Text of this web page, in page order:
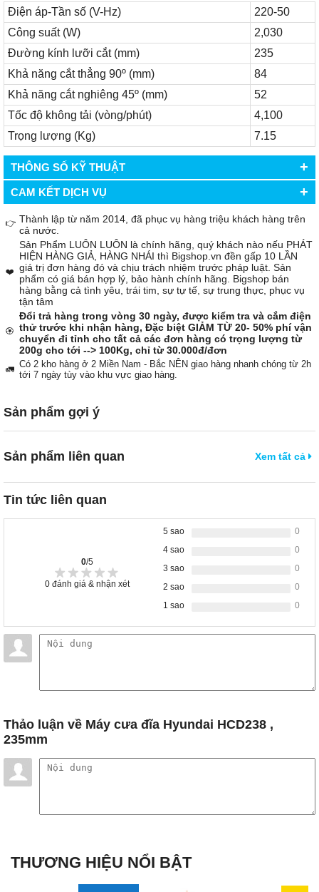
Điện áp-Tần số (V-Hz)
220-50
Công suất (W)
2,030
Đường kính lưỡi cắt (mm)
235
Khả năng cắt thẳng 90º (mm)
84
Khả năng cắt nghiêng 45º (mm)
52
Tốc độ không tải (vòng/phút)
4,100
Trọng lượng (Kg)
7.15
THÔNG SỐ KỸ THUẬT +
CAM KẾT DỊCH VỤ +
👉 Thành lập từ năm 2014, đã phục vụ hàng triệu khách hàng trên
cả nước.
❤️
Sản Phẩm LUÔN LUÔN là chính hãng, quý khách nào nếu PHÁT
HIỆN HÀNG GIẢ, HÀNG NHÁI thì Bigshop.vn đền gấp 10 LẦN
giá trị đơn hàng đó và chịu trách nhiệm trước pháp luật. Sản
phẩm có giá bán hợp lý, bảo hành chính hãng. Bigshop bán
hàng bằng cả tình yêu, trái tim, sự tự tế, sự trung thực, phục vụ
tận tâm
🏵️
Đổi trả hàng trong vòng 30 ngày, được kiểm tra và cắm điện
thử trước khi nhận hàng, Đặc biệt GIẢM TỪ 20- 50% phí vận
chuyển đi tỉnh cho tất cả các đơn hàng có trọng lượng từ
200g cho tới --> 100Kg, chỉ từ 30.000đ/đơn
🚛 Có 2 kho hàng ở 2 Miền Nam - Bắc NÊN giao hàng nhanh chóng từ 2h
tới 7 ngày tùy vào khu vực giao hàng.
Sản phẩm gợi ý
Sản phẩm liên quan Xem tất cả
Tin tức liên quan
0/5
0 đánh giá & nhận xét
5 sao
0
4 sao
0
3 sao
0
2 sao
0
1 sao
0
Thảo luận về Máy cưa đĩa Hyundai HCD238 ,
235mm
THƯƠNG HIỆU NỔI BẬT